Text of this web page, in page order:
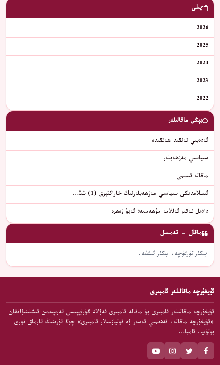
يىلى
2026
2025
2024
2023
2022
يېڭى ماقالىلەر
ئەدەبىي تەنقىد ھەققىدە
سىياسىي مەزھەبلەر
ماقالە ئىسمى
ئىسلامدىكى سىياسىي مەزھەبلەرنىڭ خاراكتېرى (1) شىئ…
دادىل فەقىھ ئەللامە مۇھەممەد ئەبۇ زەھرە
ماقال - تەمسىل
بىكار تۇرغۇچە، بىكار ئىشلە.
ئۇيغۇرچە ماقالىلەر ئامبىرى
ئۇيغۇرچە ماقالىلەر ئامبىرى بۇ ماقالە ئامبىرى ئەۋلاد گۇرۇپپىسى تەرىپىدىن ئىشلىنىۋاتقان
«ئۇيغۇرچە ماقالە، قەدىمىي ئەسەر ۋە قوليازمىلار ئامبىرى» چوڭ تۈرىنىڭ تارماق تۈرى
بولۇپ، ئامبا…